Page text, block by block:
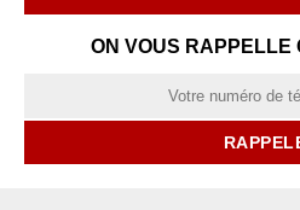
ON VOUS RAPPELLE